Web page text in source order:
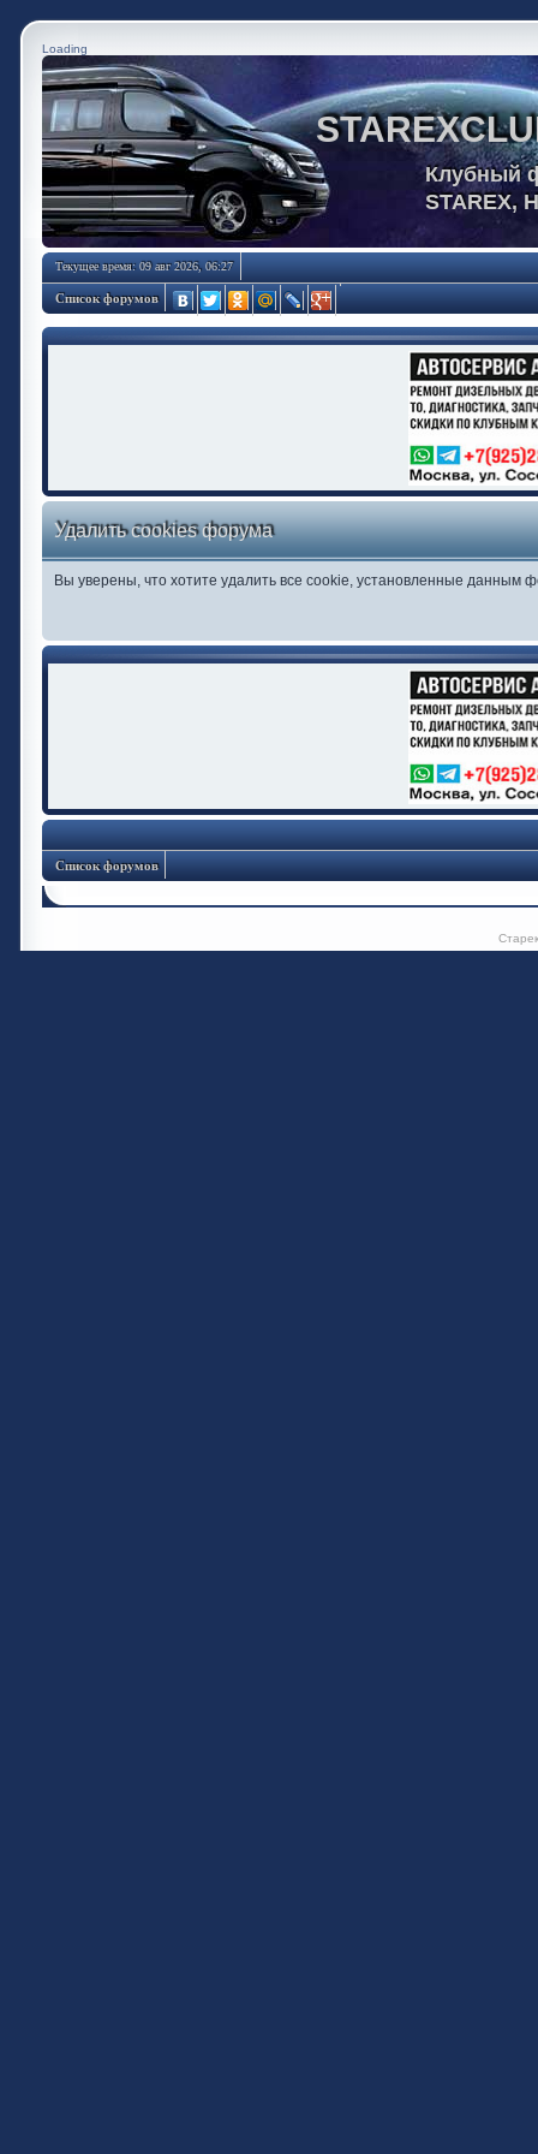
Loading
Клубный
STAREX,
Текущее время: 09 авг 2026, 06:27
Список форумов
Удалить cookies форума
Вы уверены, что хотите удалить все cookie, установленные данным
Список форумов